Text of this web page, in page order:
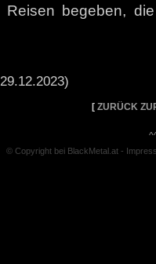
begeben,
[ ZURÜCK
© Copyright bei BlackMetal.at -